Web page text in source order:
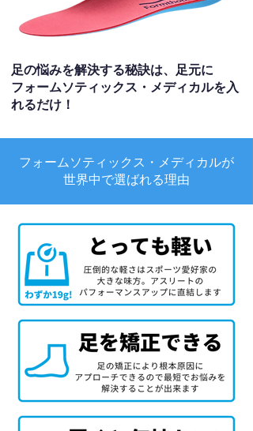
足の悩みを解決する秘訣は、足元に
フォームソティックス・メディカルを入
れるだけ！
フォームソティックス・メディカルが
世界中で選ばれる理由